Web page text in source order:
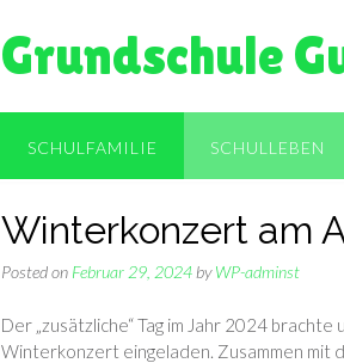
Grundschule
SCHULFAMILIE SCHULLEBEN
Winterkonzert am
Posted on Februar 29, 2024 byWP-adminst
Der „zusätzliche“ Tag im Jahr 2024
Winterkonzert eingeladen. Zusammen mit